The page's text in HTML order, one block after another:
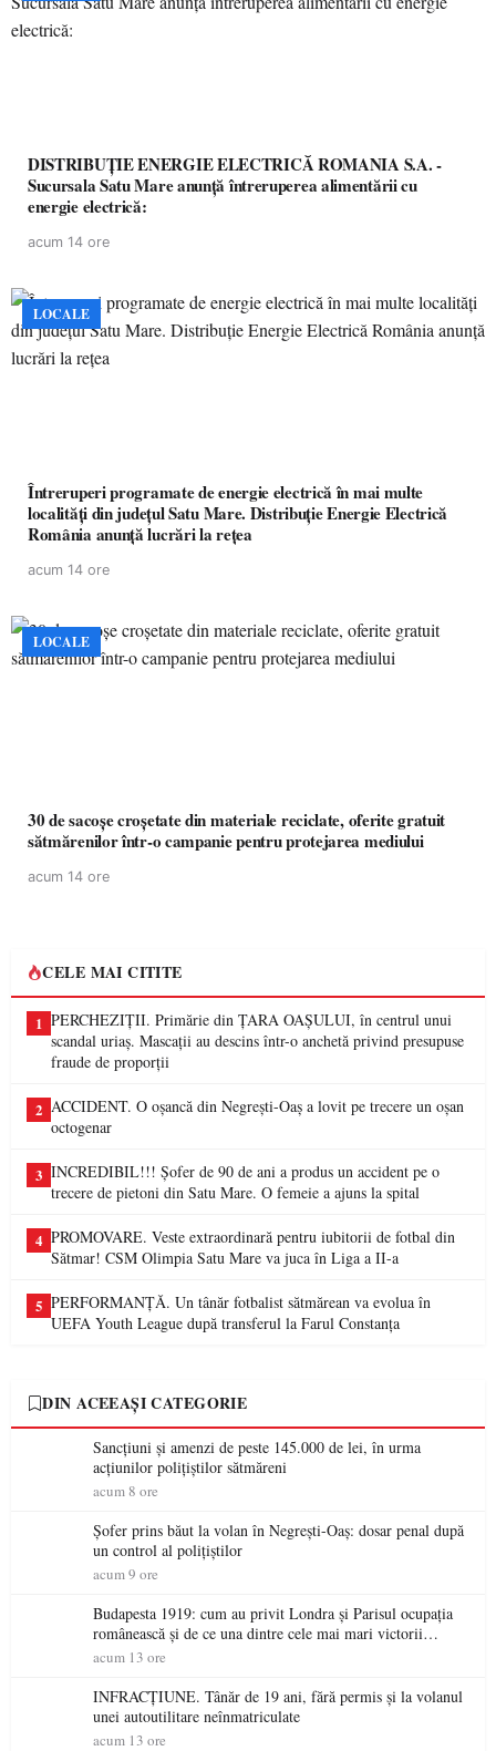
DISTRIBUȚIE ENERGIE ELECTRICĂ ROMANIA S.A. -
Sucursala Satu Mare anunţă întreruperea alimentării cu
energie electrică:
acum 14 ore
LOCALE
Întreruperi programate de energie electrică în mai multe
localități din județul Satu Mare. Distribuție Energie Electrică
România anunță lucrări la rețea
acum 14 ore
LOCALE
30 de sacoșe croșetate din materiale reciclate, oferite gratuit
sătmărenilor într-o campanie pentru protejarea mediului
acum 14 ore
CELE MAI CITITE
1 PERCHEZIȚII. Primărie din ȚARA OAȘULUI, în centrul unui
scandal uriaș. Mascații au descins într-o anchetă privind presupuse
fraude de proporții
2 ACCIDENT. O oșancă din Negrești-Oaș a lovit pe trecere un oșan
octogenar
3 INCREDIBIL!!! Șofer de 90 de ani a produs un accident pe o
trecere de pietoni din Satu Mare. O femeie a ajuns la spital
4 PROMOVARE. Veste extraordinară pentru iubitorii de fotbal din
Sătmar! CSM Olimpia Satu Mare va juca în Liga a II-a
5 PERFORMANȚĂ. Un tânăr fotbalist sătmărean va evolua în
UEFA Youth League după transferul la Farul Constanța
DIN ACEEAȘI CATEGORIE
Sancțiuni și amenzi de peste 145.000 de lei, în urma
acțiunilor polițiștilor sătmăreni
acum 8 ore
Șofer prins băut la volan în Negrești-Oaș: dosar penal după
un control al polițiștilor
acum 9 ore
Budapesta 1919: cum au privit Londra și Parisul ocupația
românească și de ce una dintre cele mai mari victorii
militare ale României a devenit o controversă diplomatică
acum 13 ore
INFRACȚIUNE. Tânăr de 19 ani, fără permis și la volanul
unei autoutilitare neînmatriculate
acum 13 ore